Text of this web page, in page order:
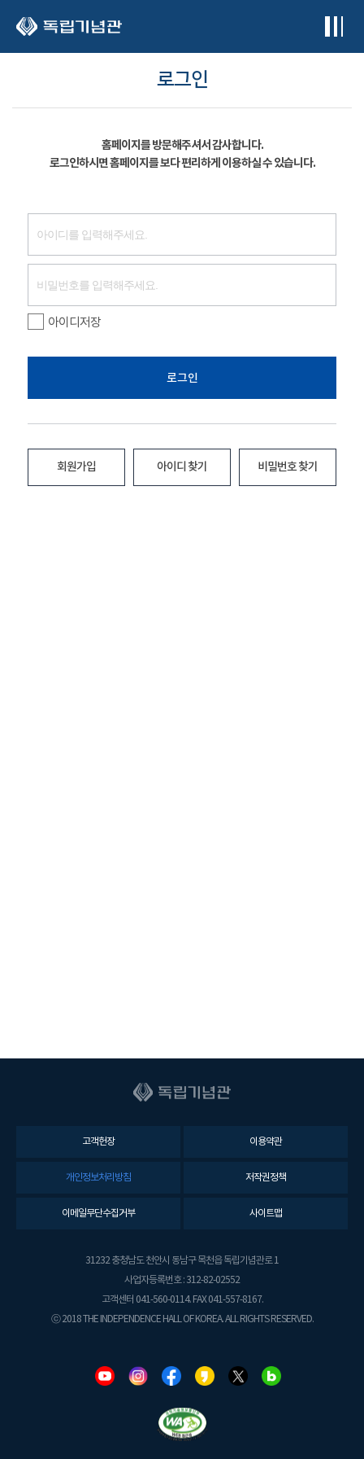
로그인
홈페이지를 방문해주셔서 감사합니다.
로그인하시면 홈페이지를 보다 편리하게 이용하실 수 있습니다.
아이디저장
로그인
회원가입 아이디 찾기 비밀번호 찾기
고객헌장 이용약관
개인정보처리방침 저작권정책
이메일무단수집거부 사이트맵
31232 충청남도 천안시 동남구 목천읍 독립기념관로 1
사업자등록번호 : 312-82-02552
고객센터 041-560-0114. FAX 041-557-8167.
ⓒ 2018 THE INDEPENDENCE HALL OF KOREA. ALL RIGHTS RESERVED.